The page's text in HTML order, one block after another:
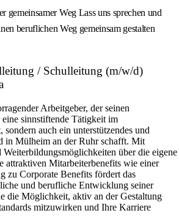
gemeinsamer Weg Lass uns sprechen und
beruflichen Weg gemeinsam gestalten
/ Schulleitung (m/w/d)
Arbeitgeber, der seinen
sinnstiftende Tätigkeit im
sondern auch ein unterstützendes und
in Mülheim an der Ruhr schafft. Mit
über die eigene
attraktiven Mitarbeiterbenefits wie einer
zu Corporate Benefits fördert das
und berufliche Entwicklung seiner
die Möglichkeit, aktiv an der Gestaltung
mitzuwirken und Ihre Karriere